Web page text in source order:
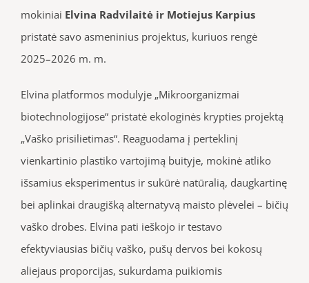
mokiniai Elvina Radvilaitė ir Motiejus Karpius
pristatė savo asmeninius projektus, kuriuos rengė
2025–2026 m. m.
Elvina platformos modulyje „Mikroorganizmai
biotechnologijose“ pristatė ekologinės krypties projektą
„Vaško prisilietimas“. Reaguodama į perteklinį
vienkartinio plastiko vartojimą buityje, mokinė atliko
išsamius eksperimentus ir sukūrė natūralią, daugkartinę
bei aplinkai draugišką alternatyvą maisto plėvelei – bičių
vaško drobes. Elvina pati ieškojo ir testavo
efektyviausias bičių vaško, pušų dervos bei kokosų
aliejaus proporcijas, sukurdama puikiomis